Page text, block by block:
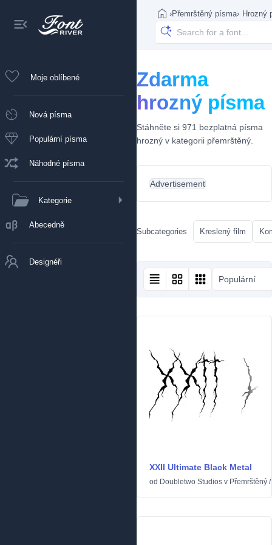
Moje oblíbené
Nová písma
Populární písma
Náhodné písma
Kategorie
Abecedně
Designéři
›Přemrštěný písma› Hrozný
Zdarma
hrozný písma
Stáhněte si 971 bezplatná písma
hrozný v kategorii přemrštěný.
Advertisement
Subcategories Kreslený film
Populární
XXII Ultimate Black Metal
od Doubletwo Studios v Přemrštěný /